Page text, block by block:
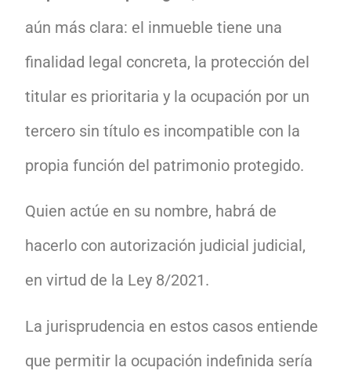
aún más clara: el inmueble tiene una
finalidad legal concreta, la protección del
titular es prioritaria y la ocupación por un
tercero sin título es incompatible con la
propia función del patrimonio protegido.
Quien actúe en su nombre, habrá de
hacerlo con autorización judicial judicial,
en virtud de la Ley 8/2021.
La jurisprudencia en estos casos entiende
que permitir la ocupación indefinida sería